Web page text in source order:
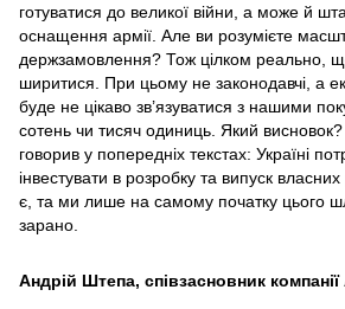
готуватися до великої війни, а може й
оснащення армії. Але ви розумієте
держзамовлення? Тож цілком реально,
ширитися. При цьому не законодавчі, а
буде не цікаво зв’язуватися з нашими
сотень чи тисяч одиниць. Який
говорив у попередніх текстах: Україні
інвестувати в розробку та випуск
є, та ми лише на самому початку цього
зарано.
Андрій Штепа, співзасновник